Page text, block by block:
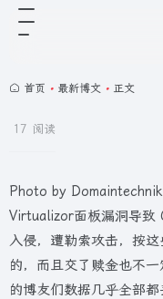
首页 • 最新博文 • 正文
17 阅读
Photo by
Virtualizor面板漏洞导致
入侵，遭勒索攻击，按
的，而且交了赎金也不
的博友们数据几乎全部